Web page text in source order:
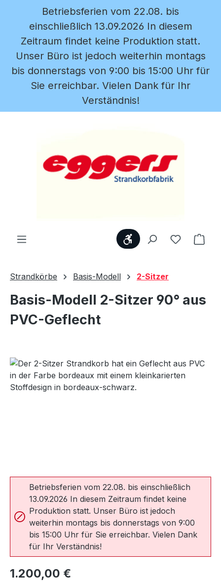
Zum Hauptinhalt springen
Betriebsferien vom 22.08. bis
einschließlich 13.09.2026 In diesem
Zeitraum findet keine Produktion statt.
Unser Büro ist jedoch weiterhin montags
bis donnerstags von 9:00 bis 15:00 Uhr für
Sie erreichbar. Vielen Dank für Ihr
Verständnis!
WerkzeugleisteDu hast 0
Strandkörbe Basis-Modell 2-Sitzer
Basis-Modell 2-Sitzer 90° aus
PVC-Geflecht
Bildergalerie überspringen
Betriebsferien vom 22.08. bis einschließlich
13.09.2026 In diesem Zeitraum findet keine
Produktion statt. Unser Büro ist jedoch
weiterhin montags bis donnerstags von 9:00
bis 15:00 Uhr für Sie erreichbar. Vielen Dank
für Ihr Verständnis!
Regulärer Preis:
1.200,00 €